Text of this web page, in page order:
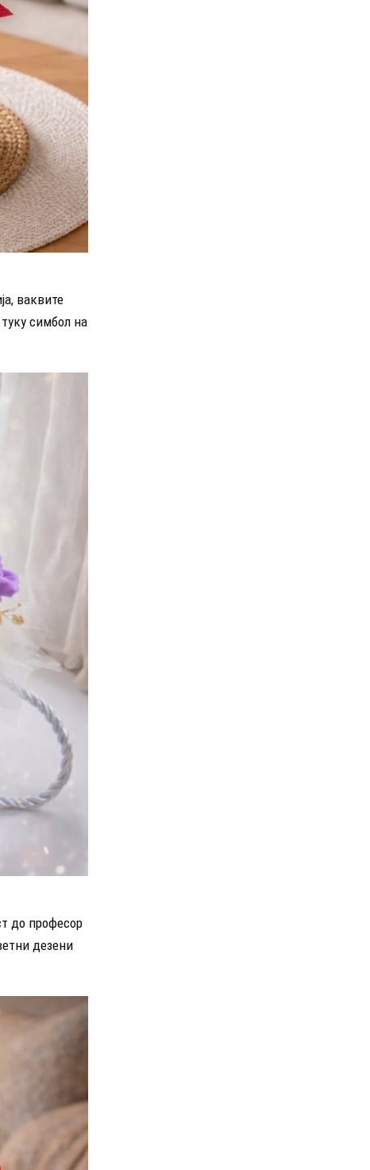
ваквите
симбол на
до професор
дезени